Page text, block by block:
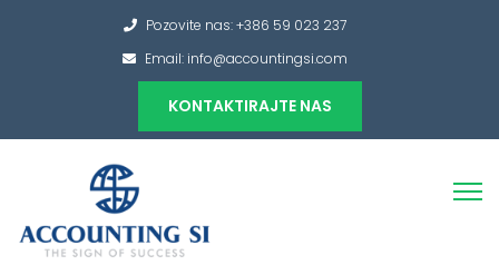
Pozovite nas:+386 59 023 237
Email: info@accountingsi.com
KONTAKTIRAJTE NAS